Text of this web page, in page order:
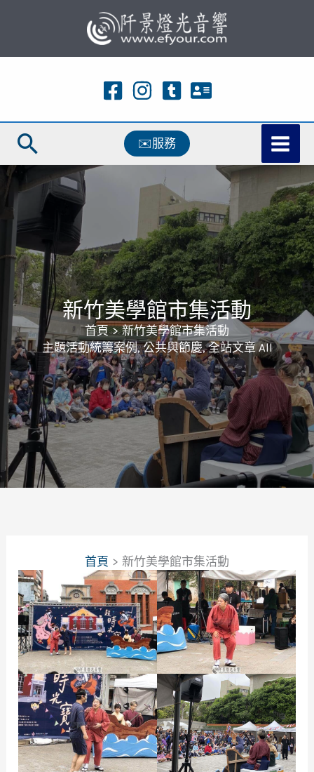
主
容
搜
尋
✉️服務
新竹美學館市集活動
首頁
新竹美學館市集活動
主題活動統籌案例,公共與節慶,全站文章 All
首頁 新竹美學館市集活動